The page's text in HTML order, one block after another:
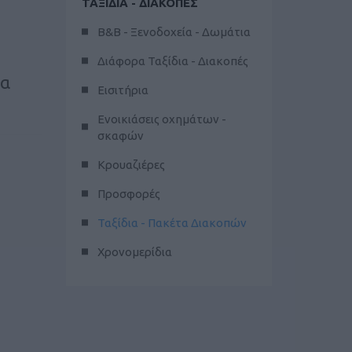
ΤΑΞΙΔΙΑ - ΔΙΑΚΟΠΕΣ
B&B - Ξενοδοχεία - Δωμάτια
Διάφορα Ταξίδια - Διακοπές
Εισιτήρια
Ενοικιάσεις οχημάτων -
σκαφών
Κρουαζιέρες
Προσφορές
Ταξίδια - Πακέτα Διακοπών
Χρονομερίδια